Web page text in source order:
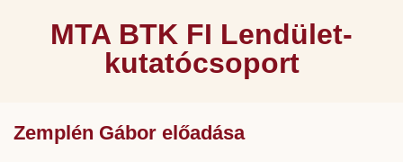
MTA BTK FI Lendület-
kutatócsoport
Zemplén Gábor előadása